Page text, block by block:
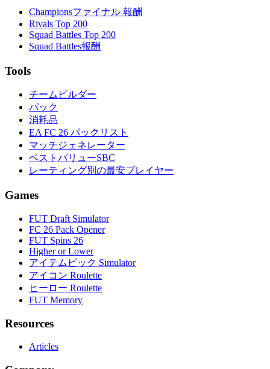
Championsファイナル 報酬
Rivals Top 200
Squad Battles Top 200
Squad Battles報酬
Tools
チームビルダー
パック
消耗品
EA FC 26 パックリスト
マッチジェネレーター
ベストバリューSBC
レーティング別の最安プレイヤー
Games
FUT Draft Simulator
FC 26 Pack Opener
FUT Spins 26
Higher or Lower
アイテムピック Simulator
アイコン Roulette
ヒーロー Roulette
FUT Memory
Resources
Articles